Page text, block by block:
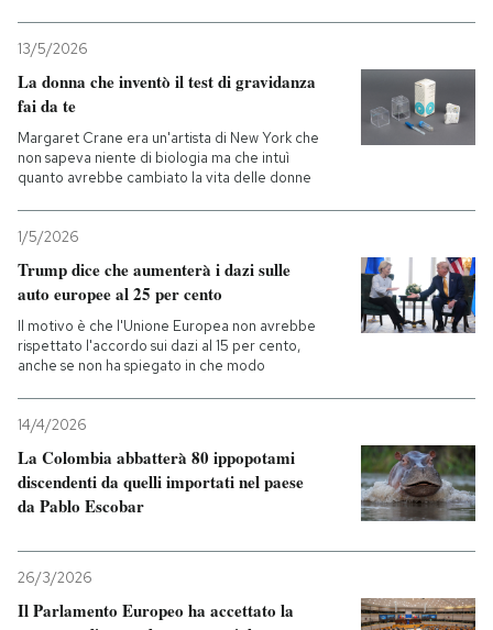
13/5/2026
La donna che inventò il test di gravidanza
fai da te
Margaret Crane era un'artista di New York che
non sapeva niente di biologia ma che intuì
quanto avrebbe cambiato la vita delle donne
1/5/2026
Trump dice che aumenterà i dazi sulle
auto europee al 25 per cento
Il motivo è che l'Unione Europea non avrebbe
rispettato l'accordo sui dazi al 15 per cento,
anche se non ha spiegato in che modo
14/4/2026
La Colombia abbatterà 80 ippopotami
discendenti da quelli importati nel paese
da Pablo Escobar
26/3/2026
Il Parlamento Europeo ha accettato la